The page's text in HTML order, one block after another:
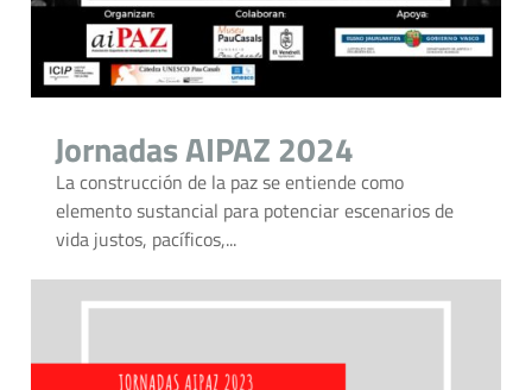
Jornadas AIPAZ 2024
La construcción de la paz se entiende como
elemento sustancial para potenciar escenarios de
vida justos, pacíficos,...